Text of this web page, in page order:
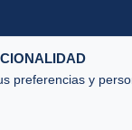
preferencias y